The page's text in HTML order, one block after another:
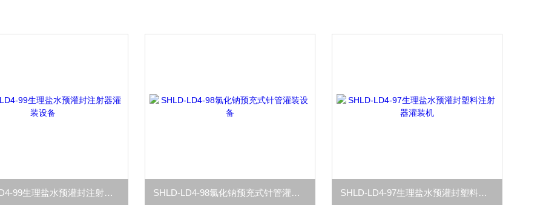
SHLD-LD4-99生理盐水预灌封注射器灌装设备 SHLD-LD4-98氯化钠预充式针管灌装设备 SHLD-LD4-97生理盐水预灌封塑料注射器灌装机